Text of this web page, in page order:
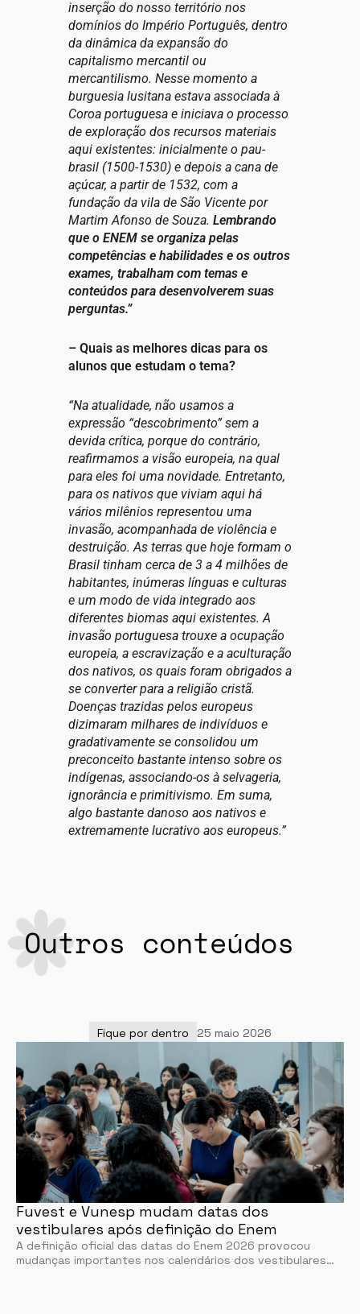
inserção do nosso território nos
domínios do Império Português, dentro
da dinâmica da expansão do
capitalismo mercantil ou
mercantilismo. Nesse momento a
burguesia lusitana estava associada à
Coroa portuguesa e iniciava o processo
de exploração dos recursos materiais
aqui existentes: inicialmente o pau-
brasil (1500-1530) e depois a cana de
açúcar, a partir de 1532, com a
fundação da vila de São Vicente por
Martim Afonso de Souza. Lembrando
que o ENEM se organiza pelas
competências e habilidades e os outros
exames, trabalham com temas e
conteúdos para desenvolverem suas
perguntas.”
– Quais as melhores dicas para os
alunos que estudam o tema?
“Na atualidade, não usamos a
expressão “descobrimento” sem a
devida crítica, porque do contrário,
reafirmamos a visão europeia, na qual
para eles foi uma novidade. Entretanto,
para os nativos que viviam aqui há
vários milênios representou uma
invasão, acompanhada de violência e
destruição. As terras que hoje formam o
Brasil tinham cerca de 3 a 4 milhões de
habitantes, inúmeras línguas e culturas
e um modo de vida integrado aos
diferentes biomas aqui existentes. A
invasão portuguesa trouxe a ocupação
europeia, a escravização e a aculturação
dos nativos, os quais foram obrigados a
se converter para a religião cristã.
Doenças trazidas pelos europeus
dizimaram milhares de indivíduos e
gradativamente se consolidou um
preconceito bastante intenso sobre os
indígenas, associando-os à selvageria,
ignorância e primitivismo. Em suma,
algo bastante danoso aos nativos e
extremamente lucrativo aos europeus.”
Outros conteúdos
Fique por dentro 25 maio 2026
Fuvest e Vunesp mudam datas dos
vestibulares após definição do Enem
A definição oficial das datas do Enem 2026 provocou
mudanças importantes nos calendários dos vestibulares…